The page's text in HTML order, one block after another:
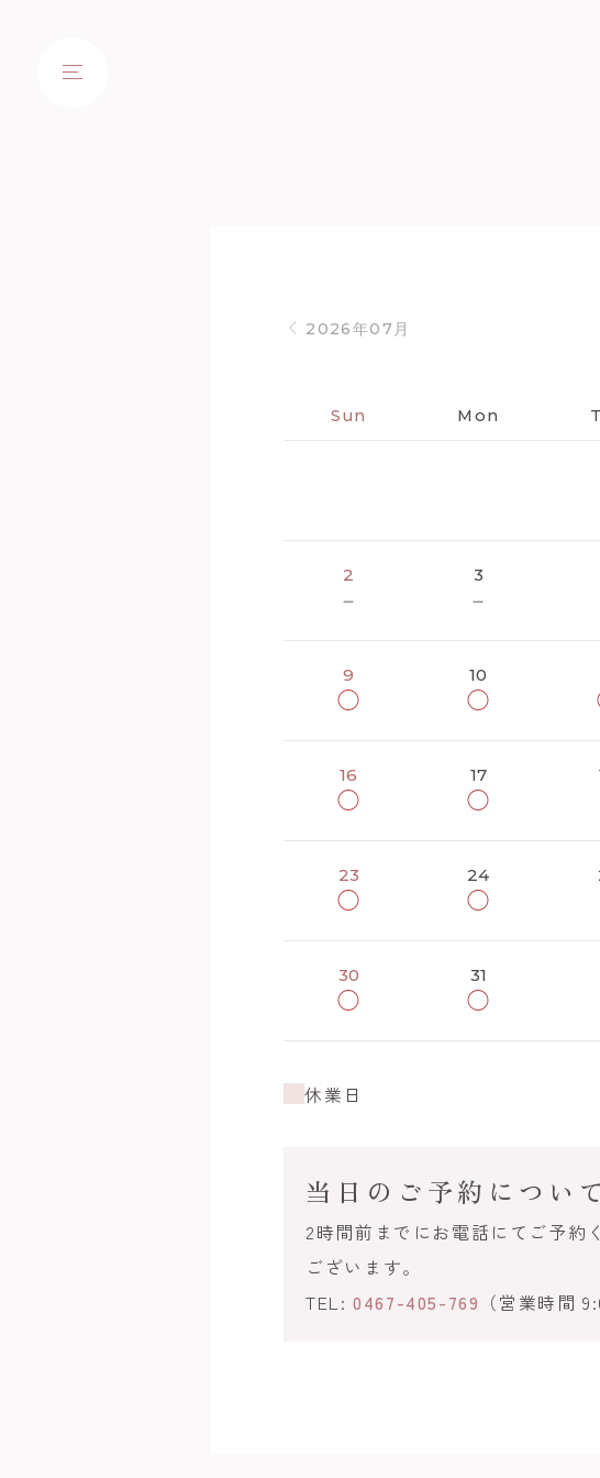
2026年07月
Sun Mon
2
－
3
－
9
◯
10
◯
16
◯
17
◯
23
◯
24
◯
30
◯
31
◯
休業日
当日のご予約について
2時間前までにお電話にてご予約
ございます。
TEL:0467-405-769 （営業時間